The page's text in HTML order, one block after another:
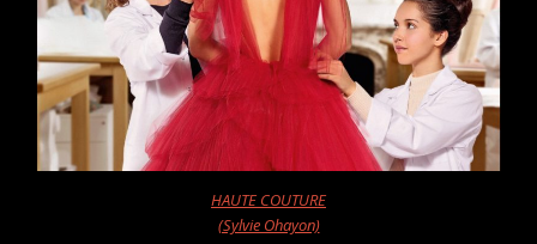
HAUTE COUTURE
(Sylvie Ohayon)